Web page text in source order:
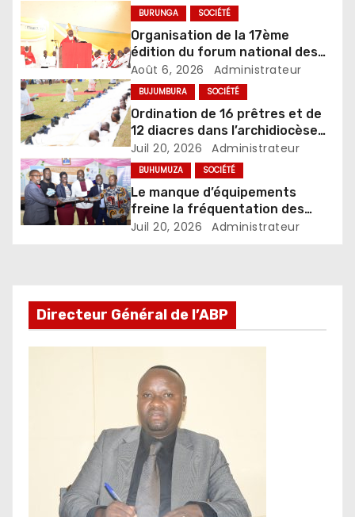
BURUNGA SOCIÉTÉ
Organisation de la 17ème
édition du forum national des
jeunes par l’église catholique du
Burundi
Août 6, 2026 Administrateur
BUJUMBURA SOCIÉTÉ
Ordination de 16 prêtres et de
12 diacres dans l’archidiocèse
de Bujumbura
Juil 20, 2026 Administrateur
BUHUMUZA SOCIÉTÉ
Le manque d’équipements
freine la fréquentation des
centres de métiers en province
Juil 20, 2026 Administrateur
Directeur Général de l’ABP